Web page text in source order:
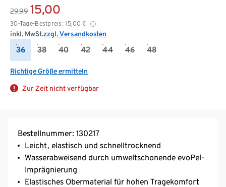
29,99 15,00
30-Tage-Bestpreis: 15,00 €
inkl. MwSt.zzgl. Versandkosten
36 38 40 42 44 46 48
Richtige Größe ermitteln
Zur Zeit nicht verfügbar
Bestellnummer: 130217
Leicht, elastisch und schnelltrocknend
Wasserabweisend durch umweltschonende evoPel-
Imprägnierung
Elastisches Obermaterial für hohen Tragekomfort